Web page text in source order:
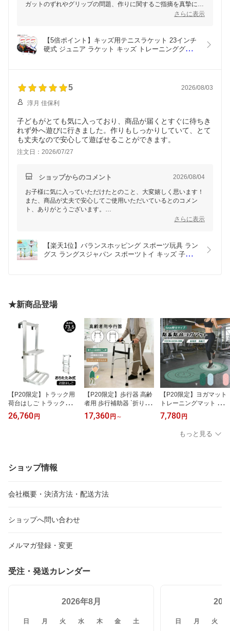
ガットのずれやグリップの問題、作りに関するご指摘を真摯に受
いただいた貴重なご意見は、今後の商品改善に役立たせていただ
きます。もし何かお気づきの点がございましたら、ぜひお知らせ
ください。
さらに表示
【5倍ポイント】キッズ用テニスラケット 23インチ
硬式 ジュニア ラケット キッズ トレーニンググッズ
5 2026/08/03
淳月 佳保利
子どもがとても気に入っており、商品が届くとすぐに待ちき
れず外へ遊びに行きました。作りもしっかりしていて、とて
も丈夫なので安心して遊ばせることができます。
注文日：2026/07/27
ショップからのコメント 2026/08/04
お子様に気に入っていただけたとのこと、大変嬉しく思います！
また、商品が丈夫で安心してご使用いただいているとのコメン
ト、ありがとうございます。
お子様が楽しい時間を過ごされている様子が目に浮かび、私たち
ね！
さらに表示
【楽天1位】バランスホッピング スポーツ玩具 ラン
グス ラングスジャパン スポーツトイ キッズ 子供
★新商品登場
【P20限定】トラック用
荷台はしご トラックステ
ッパー 昇降ステップ 2段
耐荷重約120kg 折りたた
26,760 円
【P20限定】歩行器 高齢
者用 歩行補助器 `折りた
たみ 高さ調節可 8段階 滑
り止め 軽量 多点サポー
17,360 円 ～
【P20限定】ヨガマット
トレーニングマット 縄跳
びマット 6mm 140m*66
cm 厚め 衝撃吸収 防振 防
音 楕円形 高密度 弾力性
縄跳び エクササイズ フ
7,780 円
もっと見る
ショップ情報
会社概要・決済方法・配送方法
ショップへ問い合わせ
メルマガ登録・変更
受注・発送カレンダー
2026年8月
日 月 火 水 木 金 土 日 月 火